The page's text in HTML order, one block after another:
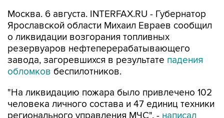
Москва. 6 августа. INTERFAX.RU - Губернатор
Ярославской области Михаил Евраев сообщил
о ликвидации возгорания топливных
резервуаров нефтеперерабатывающего
завода, загоревшихся в результате падения
обломков беспилотников.
"На ликвидацию пожара было привлечено 102
человека личного состава и 47 единиц техники
регионального управления МЧС", - написал